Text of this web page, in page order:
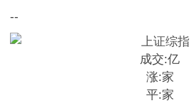
--
成交:亿
涨:家
平:家